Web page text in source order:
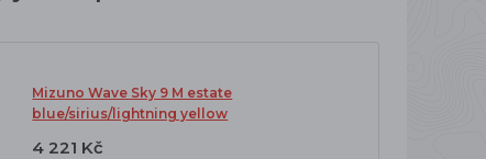
Mizuno Wave Sky 9 M estate
blue/sirius/lightning yellow
4 221 Kč